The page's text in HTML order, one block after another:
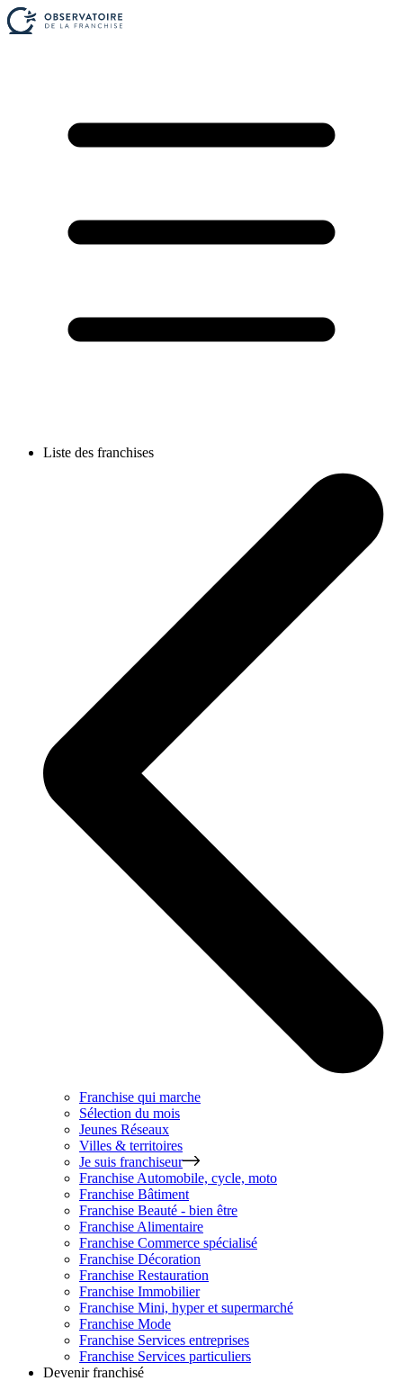
Liste des franchises
Franchise qui marche
Sélection du mois
Jeunes Réseaux
Villes & territoires
Je suis franchiseur
Franchise Automobile, cycle, moto
Franchise Bâtiment
Franchise Beauté - bien être
Franchise Alimentaire
Franchise Commerce spécialisé
Franchise Décoration
Franchise Restauration
Franchise Immobilier
Franchise Mini, hyper et supermarché
Franchise Mode
Franchise Services entreprises
Franchise Services particuliers
Devenir franchisé